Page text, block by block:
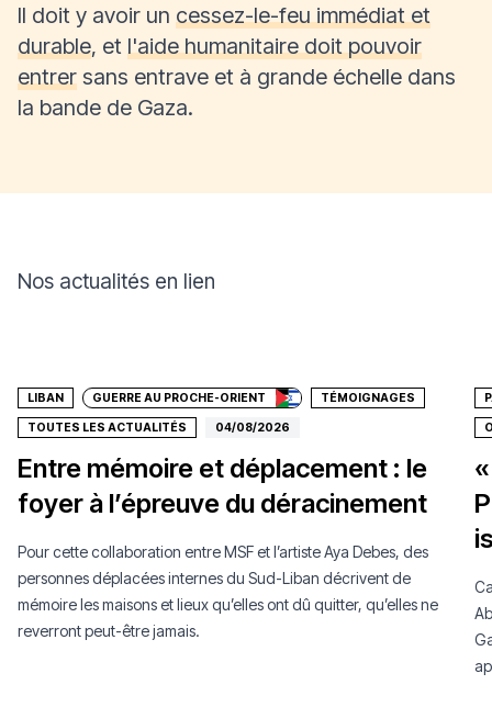
Il doit y avoir un cessez-le-feu immédiat et
durable, et l'aide humanitaire doit pouvoir
entrer sans entrave et à grande échelle dans
la bande de Gaza.
Nos actualités en lien
LIBAN GUERRE AU PROCHE-ORIENT TÉMOIGNAGES
TOUTES LES ACTUALITÉS 04/08/2026
Entre mémoire et déplacement : le
foyer à l’épreuve du déracinement
Pour cette collaboration entre MSF et l’artiste Aya Debes, des
personnes déplacées internes du Sud-Liban décrivent de
mémoire les maisons et lieux qu’elles ont dû quitter, qu’elles ne
reverront peut-être jamais.